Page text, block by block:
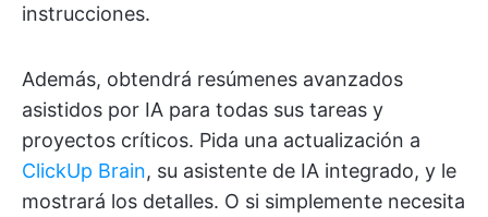
instrucciones.
Además, obtendrá resúmenes avanzados
asistidos por IA para todas sus tareas y
proyectos críticos. Pida una actualización a
ClickUp Brain, su asistente de IA integrado, y le
mostrará los detalles. O si simplemente necesita